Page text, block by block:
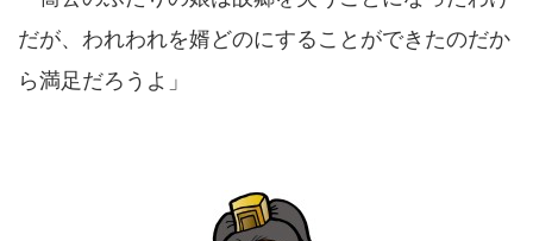
だが、われわれを婿どのにすることができたのだか
ら満足だろうよ」